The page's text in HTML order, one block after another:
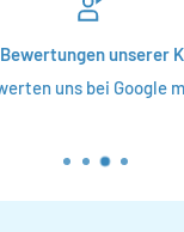
unserer
uns bei Google